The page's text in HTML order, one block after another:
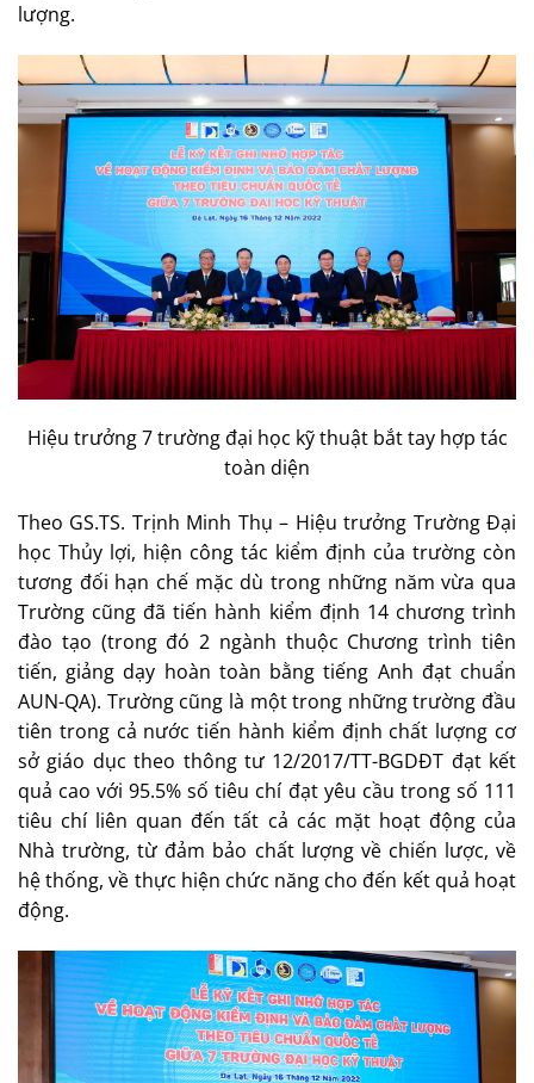
lượng.
Hiệu trưởng 7 trường đại học kỹ thuật bắt tay hợp tác
toàn diện
Theo GS.TS. Trịnh Minh Thụ – Hiệu trưởng Trường Đại
học Thủy lợi, hiện công tác kiểm định của trường còn
tương đối hạn chế mặc dù trong những năm vừa qua
Trường cũng đã tiến hành kiểm định 14 chương trình
đào tạo (trong đó 2 ngành thuộc Chương trình tiên
tiến, giảng dạy hoàn toàn bằng tiếng Anh đạt chuẩn
AUN-QA). Trường cũng là một trong những trường đầu
tiên trong cả nước tiến hành kiểm định chất lượng cơ
sở giáo dục theo thông tư 12/2017/TT-BGDĐT đạt kết
quả cao với 95.5% số tiêu chí đạt yêu cầu trong số 111
tiêu chí liên quan đến tất cả các mặt hoạt động của
Nhà trường, từ đảm bảo chất lượng về chiến lược, về
hệ thống, về thực hiện chức năng cho đến kết quả hoạt
động.